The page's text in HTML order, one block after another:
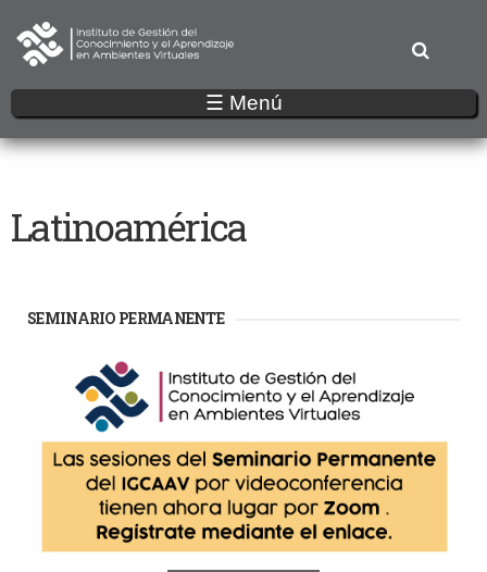
al
contenido
principal
☰ Menú
Latinoamérica
SEMINARIO PERMANENTE